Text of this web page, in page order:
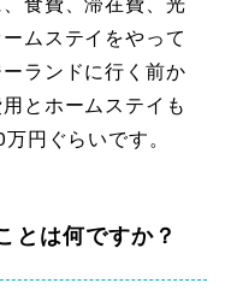
ムステイをやって
ランドに行く前か
とホームステイも
円ぐらいです。
とは何ですか？